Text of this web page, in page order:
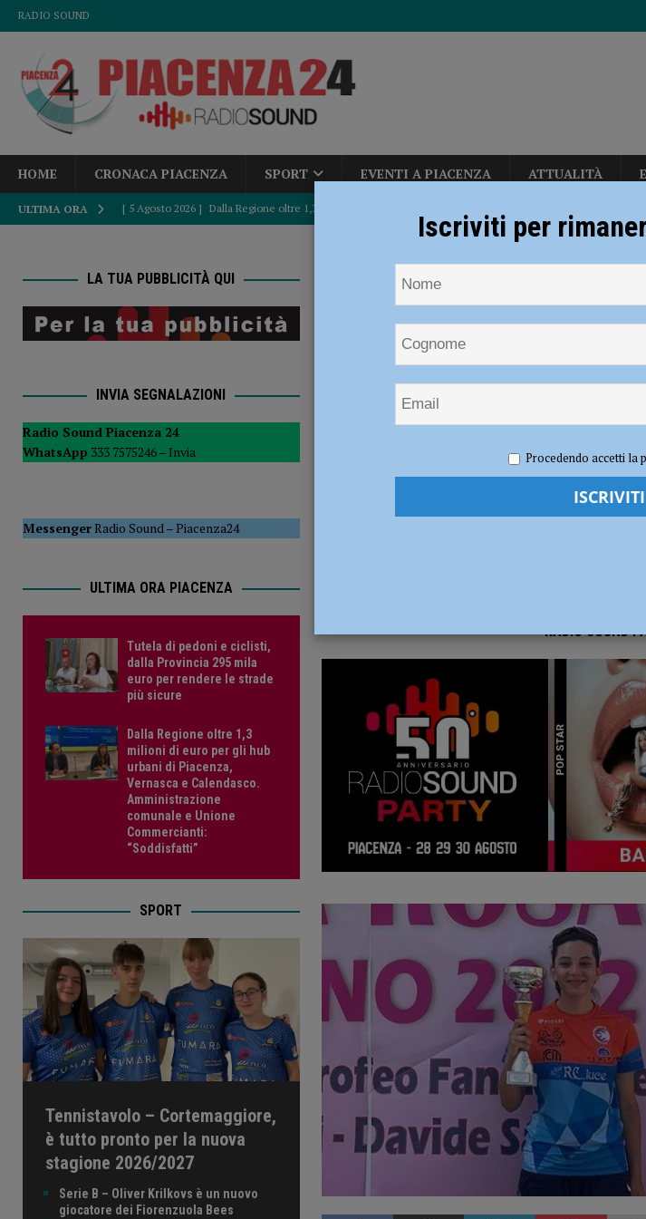
RADIO SOUND
HOME CRONACA PIACENZA SPORT EVENTI A PIACENZA ATTUALITÀ
ULTIMA ORA [ 5 Agosto 2026 ] Dalla Regione oltre 1,3 milioni di euro per gli hub urbani di Piacenza, Vernasca e
POLITICA
[ 5 Agosto 2026 ] Autismo, Murelli (Lega): “No al taglio dei fondi per il Distretto di Ponente”
POLITICA
Caldo estremo e asili nido, Tagliaferri (FdI): “Verificare subito la situazione nella
[ 5 Agosto 2026 ] “Contro la violenza sulle donne, mai bandiera bianca”, Piacenza rilancia la campagna
del Consiglio POLITICA
[ 5 Agosto 2026 ] Tutela di pedoni e ciclisti, dalla Provincia 295 mila euro per rendere le strade più sicure
NOTIZIE SPORT CICLISMO
Carpaneto) sul podio a Calci
Ciclismo – Beatrice
sul podio a Calci
RADIO SOUND
LA TUA PUBBLICITÀ QUI
INVIA SEGNALAZIONI
Radio Sound Piacenza 24
WhatsApp 333 7575246 – Invia
MessengerRadio Sound–Piacenza24
ULTIMA ORA PIACENZA
Tutela di pedoni e ciclisti,
dalla Provincia 295 mila
euro per rendere le strade
più sicure
Dalla Regione oltre 1,3
milioni di euro per gli hub
urbani di Piacenza,
Vernasca e Calendasco.
Amministrazione
comunale e Unione
Commercianti:
“Soddisfatti”
SPORT
Tennistavolo – Cortemaggiore,
è tutto pronto per la nuova
stagione 2026/2027
Serie B – Oliver Krilkovs è un nuovo
giocatore dei Fiorenzuola Bees
Iscriviti per
Procedendo accetti la